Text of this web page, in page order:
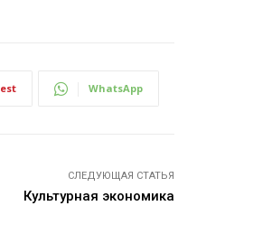
WhatsApp
СЛЕДУЮЩАЯ СТАТЬЯ
Культурная экономика